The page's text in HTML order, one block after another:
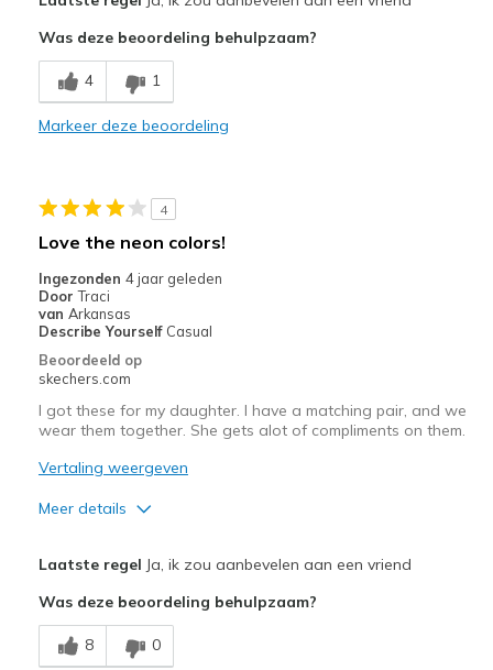
Breathe Well
Comfortable
Going Out
Travel
Width
Feels true to width
Sizing
Feels true to size
Was deze beoordeling behulpzaam?
4 1
Markeer deze beoordeling
4
Love the neon colors!
Ingezonden 4 jaar geleden
Door Traci
van Arkansas
Describe Yourself Casual
Beoordeeld op
skechers.com
I got these for my daughter. I have a matching pair, and we
wear them together. She gets alot of compliments on them.
Vertaling weergeven
Meer details
Comfortable
Stylish
Laatste regel Ja, ik zou aanbevelen aan een vriend
Was deze beoordeling behulpzaam?
8 0